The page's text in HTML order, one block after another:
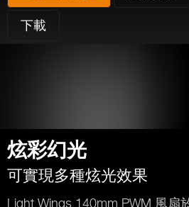
下載
炫彩幻光
可實現多種炫光效果
Light Wings 140mm PWM 風扇